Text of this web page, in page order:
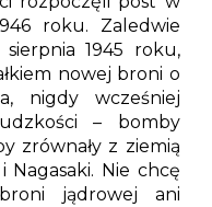
roku. Zaledwie
1945 roku,
nowej broni o
nigdy wcześniej
– bomby
zrównały z ziemią
Nagasaki. Nie chcę
jądrowej ani